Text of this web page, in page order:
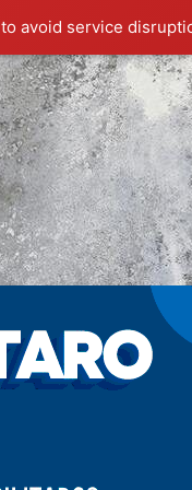
to avoid service